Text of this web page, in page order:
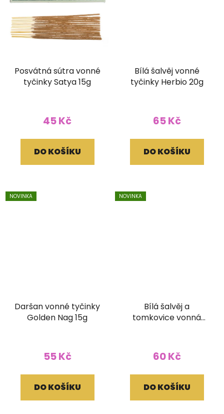
Posvátná sútra vonné
tyčinky Satya 15g
45 Kč
DO KOŠÍKU
Bílá šalvěj vonné
tyčinky Herbio 20g
65 Kč
DO KOŠÍKU
NOVINKA
Daršan vonné tyčinky
Golden Nag 15g
55 Kč
DO KOŠÍKU
NOVINKA
Bílá šalvěj a
tomkovice vonná
60 Kč
DO KOŠÍKU